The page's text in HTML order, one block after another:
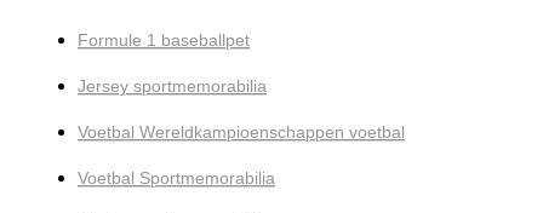
Formule 1 baseballpet
Jersey sportmemorabilia
Voetbal Wereldkampioenschappen voetbal
Voetbal Sportmemorabilia